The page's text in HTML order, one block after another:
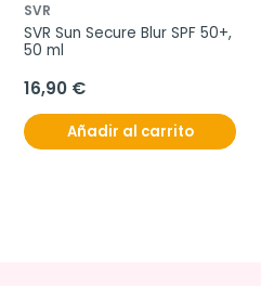
SVR
SVR Sun Secure Blur SPF 50+,
50 ml
16,90 €
Añadir al carrito